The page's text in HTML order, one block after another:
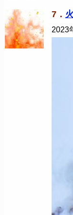
7．
2023